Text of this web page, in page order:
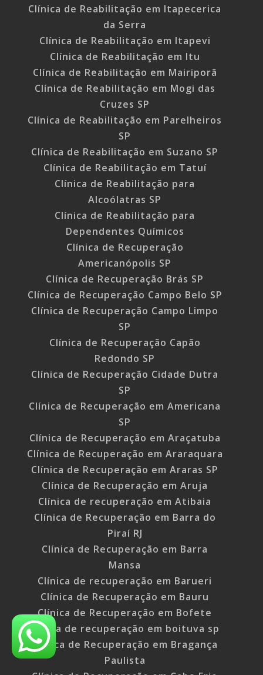
Clínica de Reabilitação em Itapecerica
da Serra
Clínica de Reabilitação em Itapevi
Clínica de Reabilitação em Itu
Clínica de Reabilitação em Mairiporã
Clínica de Reabilitação em Mogi das
Cruzes SP
Clínica de Reabilitação em Parelheiros
SP
Clínica de Reabilitação em Suzano SP
Clínica de Reabilitação em Tatuí
Clínica de Reabilitação para
Alcoólatras SP
Clínica de Reabilitação para
Dependentes Químicos
Clínica de Recuperação
Americanópolis SP
Clínica de Recuperação Brás SP
Clínica de Recuperação Campo Belo SP
Clínica de Recuperação Campo Limpo
SP
Clínica de Recuperação Capão
Redondo SP
Clínica de Recuperação Cidade Dutra
SP
Clínica de Recuperação em Americana
SP
Clínica de Recuperação em Araçatuba
Clínica de Recuperação em Araraquara
Clínica de Recuperação em Araras SP
Clínica de Recuperação em Aruja
Clínica de recuperação em Atibaia
Clínica de Recuperação em Barra do
Piraí RJ
Clínica de Recuperação em Barra
Mansa
Clínica de recuperação em Barueri
Clínica de Recuperação em Bauru
Clínica de Recuperação em Bofete
clínica de recuperação em boituva sp
Clínica de Recuperação em Bragança
Paulista